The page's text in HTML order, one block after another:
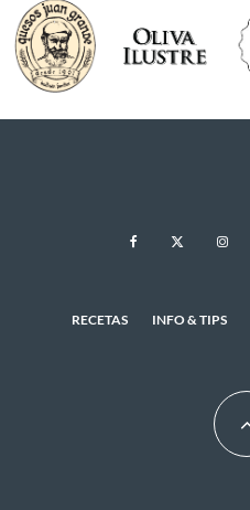
RECETAS INFO & TIPS